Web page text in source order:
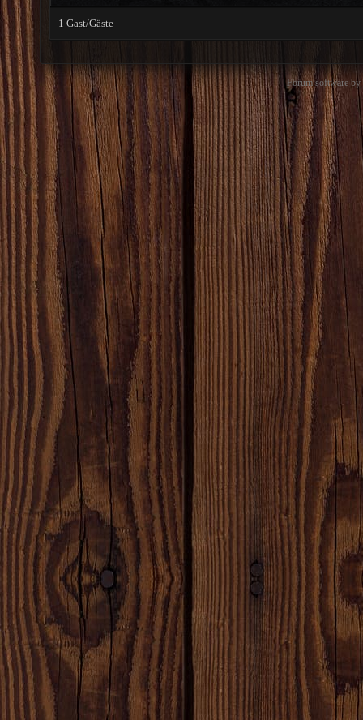
1 Gast/Gäste
Forum software